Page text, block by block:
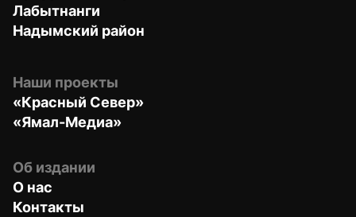
Лабытнанги
Надымский район
Наши проекты
«Красный Север»
«Ямал-Медиа»
Об издании
О нас
Контакты